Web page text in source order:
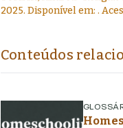
2025. Disponível em: .
Conteúdos